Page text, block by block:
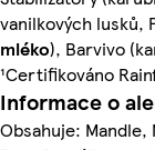
vanilkových lusků,
mléko), Barvivo
¹Certifikováno
Informace o
Obsahuje: Mandle,